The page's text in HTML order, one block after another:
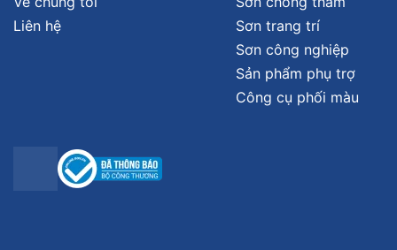
Liên hệ
Sơn trang trí
Sơn công nghiệp
Sản phẩm phụ trợ
Công cụ phối màu